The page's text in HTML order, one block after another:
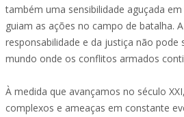
também uma sensibilidade aguçada
guiam as ações no campo de batalha.
responsabilidade e da justiça não pode
mundo onde os conflitos armados
À medida que avançamos no século
complexos e ameaças em constante